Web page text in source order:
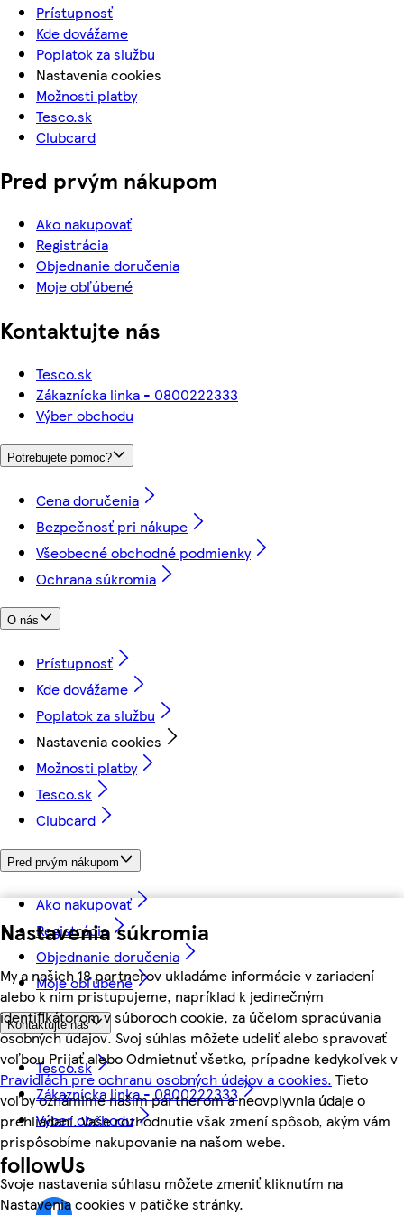
Nastavenia súkromia
My a našich 18 partnerov ukladáme informácie v zariadení
alebo k nim pristupujeme, napríklad k jedinečným
identifikátorom v súboroch cookie, za účelom spracúvania
osobných údajov. Svoj súhlas môžete udeliť alebo spravovať
voľbou Prijať alebo Odmietnuť všetko, prípadne kedykoľvek v
Pravidlách pre ochranu osobných údajov a cookies. Tieto
voľby oznámime našim partnerom a neovplyvnia údaje o
prehliadaní. Vaše rozhodnutie však zmení spôsob, akým vám
prispôsobíme nakupovanie na našom webe.
Svoje nastavenia súhlasu môžete zmeniť kliknutím na
Nastavenia cookies v pätičke stránky.
Prístupnosť
Kde dovážame
Poplatok za službu
Nastavenia cookies
Možnosti platby
Tesco.sk
Clubcard
Pred prvým nákupom
Ako nakupovať
Registrácia
Objednanie doručenia
Moje obľúbené
Kontaktujte nás
Tesco.sk
Zákaznícka linka - 0800222333
Výber obchodu
Potrebujete pomoc?
Cena doručenia
Bezpečnosť pri nákupe
Všeobecné obchodné podmienky
Ochrana súkromia
O nás
Prístupnosť
Kde dovážame
Poplatok za službu
Nastavenia cookies
Možnosti platby
Tesco.sk
Clubcard
Pred prvým nákupom
Ako nakupovať
Registrácia
Objednanie doručenia
Moje obľúbené
Kontaktujte nás
Tesco.sk
Zákaznícka linka - 0800222333
Výber obchodu
followUs